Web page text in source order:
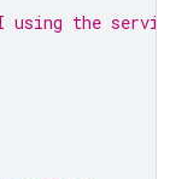
using the